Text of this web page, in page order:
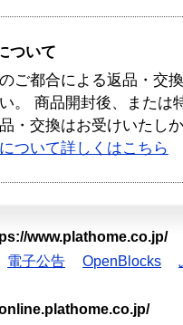
ついて
ご都合による返品・交
。 商品開封後、または
・交換はお受けいたし
ついて詳しくはこちら
www.plathome.co.jp/
電子公告 OpenBlocks